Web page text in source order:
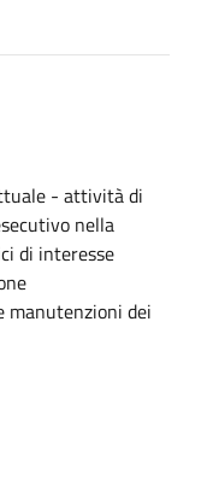
- attività di
nella
di interesse
manutenzioni dei